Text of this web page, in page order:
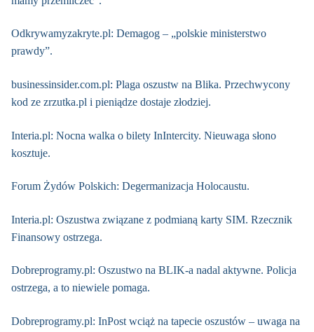
Odkrywamyzakryte.pl: Demagog – „polskie ministerstwo
prawdy”.
businessinsider.com.pl: Plaga oszustw na Blika. Przechwycony
kod ze zrzutka.pl i pieniądze dostaje złodziej.
Interia.pl: Nocna walka o bilety InIntercity. Nieuwaga słono
kosztuje.
Forum Żydów Polskich: Degermanizacja Holocaustu.
Interia.pl: Oszustwa związane z podmianą karty SIM. Rzecznik
Finansowy ostrzega.
Dobreprogramy.pl: Oszustwo na BLIK-a nadal aktywne. Policja
ostrzega, a to niewiele pomaga.
Dobreprogramy.pl: InPost wciąż na tapecie oszustów – uwaga na